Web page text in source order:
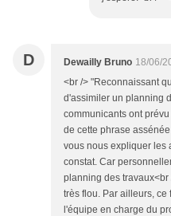
D Dewailly Bruno 18/06/
<br /> "Reconnaissant
d'assimiler un planning
communicants ont
de cette phrase
vous nous expliquer les
constat. Car
planning des travaux<br
très flou. Par ailleurs,
l'équipe en charge du